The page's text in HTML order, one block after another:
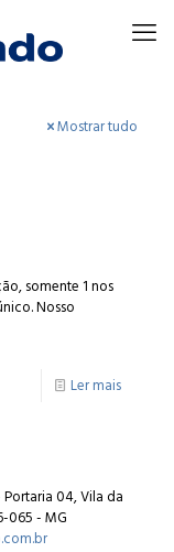
Mostrar tudo
somente 1 nos
Nosso
Ler mais
Portaria 04, Vila da
065 - MG